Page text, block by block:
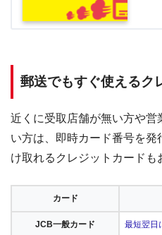
郵送でもすぐ使えるク
近くに受取店舗が無い方や営
い方は、即時カード番号を
け取れるクレジットカードも
カード
JCB一般カード 最短翌日